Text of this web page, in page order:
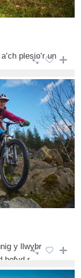
plesio’r un
y llwybr
r ...